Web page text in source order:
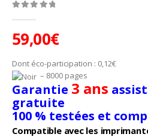
59,00€
Dont éco-participation : 0,12€
– 8000 pages
Garantie 3 ans
gratuite
100 % testées et
Compatible avec les